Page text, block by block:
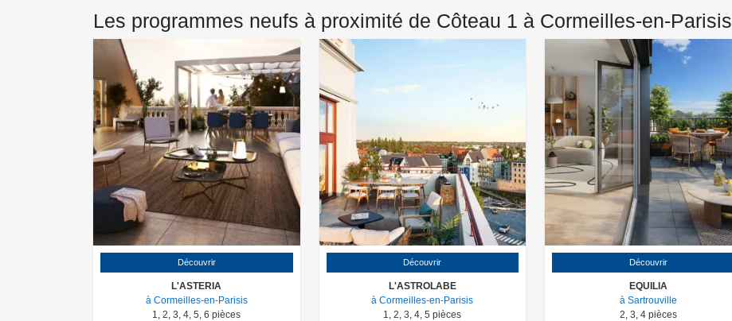
Les programmes neufs à proximité de Côteau 1 à Cormeilles-en-Parisis
Découvrir
L'ASTERIA
à Cormeilles-en-Parisis
1
2 3 4 5 6 pièces
Découvrir
L'ASTROLABE
à Cormeilles-en-Parisis
1
2 3 4 5 pièces
Découvrir
EQUILIA
à Sartrouville
2 3 4 pièces